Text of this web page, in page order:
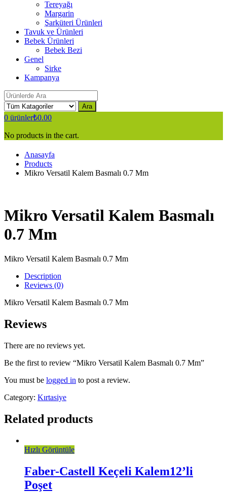
Tereyağı
Margarin
Şarküteri Ürünleri
Tavuk ve Ürünleri
Bebek Ürünleri
Bebek Bezi
Genel
Sirke
Kampanya
Ara
0 ürünler₺0.00
No products in the cart.
Anasayfa
Products
Mikro Versatil Kalem Basmalı 0.7 Mm
Mikro Versatil Kalem Basmalı
0.7 Mm
Mikro Versatil Kalem Basmalı 0.7 Mm
Description
Reviews (0)
Mikro Versatil Kalem Basmalı 0.7 Mm
Reviews
There are no reviews yet.
Be the first to review “Mikro Versatil Kalem Basmalı 0.7 Mm”
You must be logged in to post a review.
Category: Kırtasiye
Related products
Hızlı Görüntüle
Faber-Castell Keçeli Kalem12’li
Poşet